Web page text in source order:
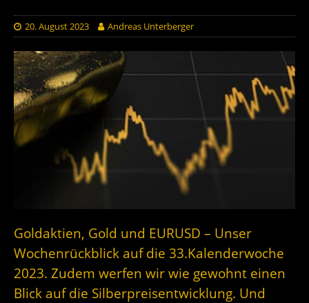
20. August 2023 Andreas Unterberger
Goldaktien, Gold und EURUSD – Unser
Wochenrückblick auf die 33.Kalenderwoche
2023. Zudem werfen wir wie gewohnt einen
Blick auf die Silberpreisentwicklung. Und